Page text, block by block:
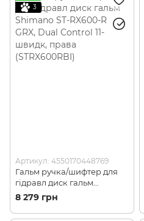
3
Артикул: 4550170448769
Гальм ручка/шифтер для
гідравл диск гальм
Shimano ST-RX600-R GRX,
Dual Control 11-швидк,
права (STRX600RBI)
8 279 грн